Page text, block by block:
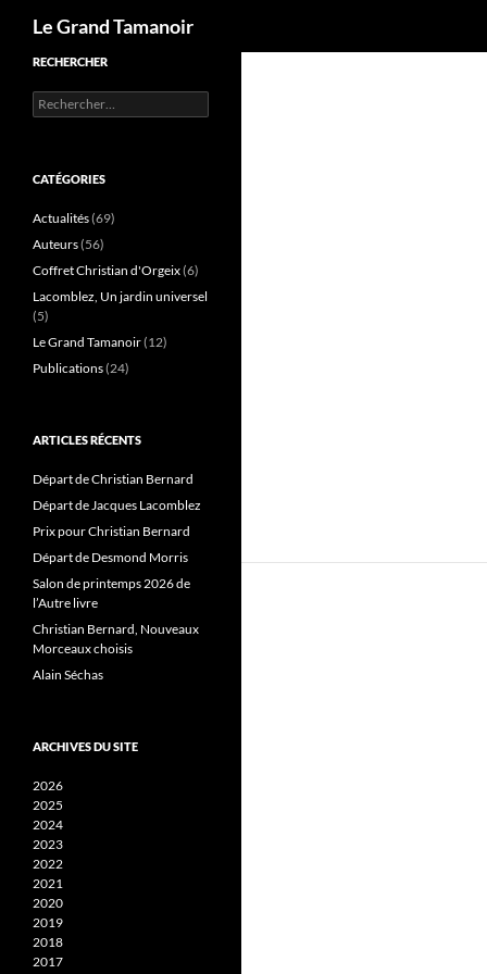
Le Grand Tamanoir
RECHERCHER
Rechercher :
CATÉGORIES
Actualités(69)
Auteurs(56)
Coffret Christian d'Orgeix(6)
Lacomblez, Un jardin universel
(5)
Le Grand Tamanoir(12)
Publications(24)
ARTICLES RÉCENTS
Départ de Christian Bernard
Départ de Jacques Lacomblez
Prix pour Christian Bernard
Départ de Desmond Morris
Salon de printemps 2026 de
l’Autre livre
Christian Bernard, Nouveaux
Morceaux choisis
Alain Séchas
ARCHIVES DU SITE
2026
2025
2024
2023
2022
2021
2020
2019
2018
2017